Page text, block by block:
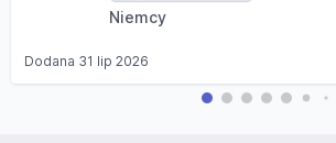
Niemcy
Dodana 31 lip 2026